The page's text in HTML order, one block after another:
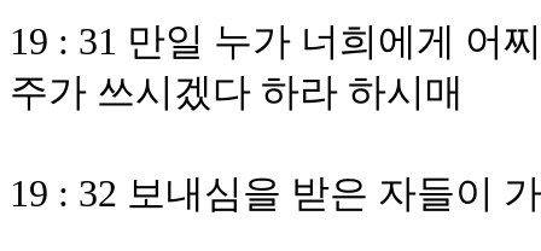
19 : 31 만일 누가 너희에게 어
주가 쓰시겠다 하라 하시매
19 : 32 보내심을 받은 자들이